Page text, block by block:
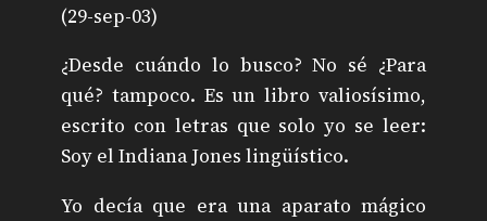
(29-sep-03)
¿Desde cuándo lo busco? No sé ¿Para
qué? tampoco. Es un libro valiosísimo,
escrito con letras que solo yo se leer:
Soy el Indiana Jones lingüístico.
Yo decía que era una aparato mágico